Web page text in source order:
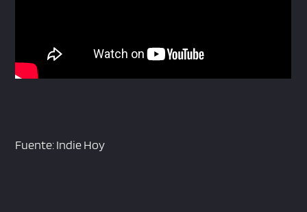
Fuente: Indie Hoy